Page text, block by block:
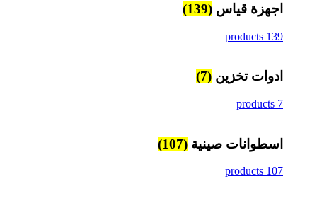
اجهزة قياس (139)
139 products
ادوات تخزين (7)
7 products
اسطوانات صينية (107)
107 products